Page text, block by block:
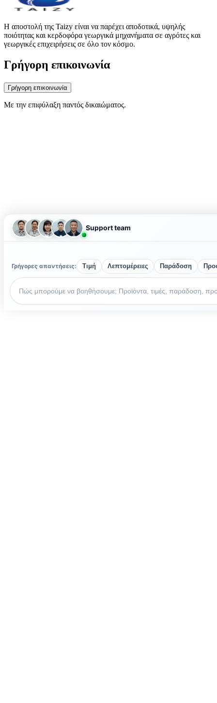
Η αποστολή της Taizy είναι να παρέχει αποδοτικά, υψηλής
ποιότητας και κερδοφόρα γεωργικά μηχανήματα σε αγρότες και
γεωργικές επιχειρήσεις σε όλο τον κόσμο.
Γρήγορη επικοινωνία
Γρήγορη επικοινωνία
Με την επιφύλαξη παντός δικαιώματος.
Support team
Γρήγορες απαντήσεις: Τιμή Λεπτομέρειες Παράδοση